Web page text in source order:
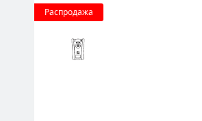
Распродажа